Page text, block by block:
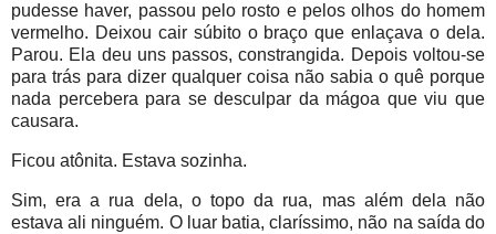
pudesse haver, passou pelo rosto e pelos olhos do homem
vermelho. Deixou cair súbito o braço que enlaçava o dela.
Parou. Ela deu uns passos, constrangida. Depois voltou-se
para trás para dizer qualquer coisa não sabia o quê porque
nada percebera para se desculpar da mágoa que viu que
causara.
Ficou atônita. Estava sozinha.
Sim, era a rua dela, o topo da rua, mas além dela não
estava ali ninguém. O luar batia, claríssimo, não na saída do